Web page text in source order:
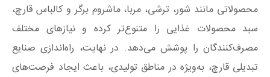
محصولاتی مانند شور، ترشی، مربا، ماشروم برگر و کالباس قارچ،
سبد محصولات غذایی را متنوع‌تر کرده و نیازهای مختلف
مصرف‌کنندگان را پوشش می‌دهد. در نهایت، راه‌اندازی صنایع
تبدیلی قارچ، به‌ویژه در مناطق تولیدی، باعث ایجاد فرصت‌های